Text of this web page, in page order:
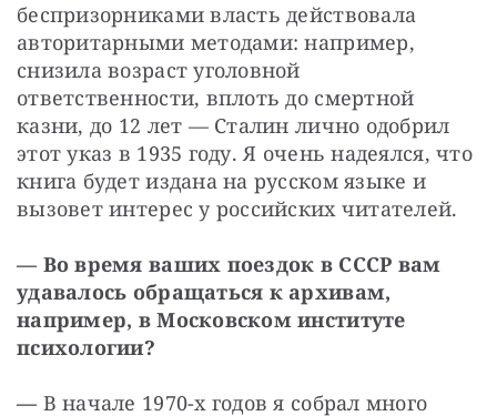
беспризорниками власть действовала
авторитарными методами: например,
снизила возраст уголовной
ответственности, вплоть до смертной
казни, до 12 лет — Сталин лично одобрил
этот указ в 1935 году. Я очень надеялся, что
книга будет издана на русском языке и
вызовет интерес у российских читателей.
— Во время ваших поездок в СССР вам
удавалось обращаться к архивам,
например, в Московском институте
психологии?
— В начале 1970-х годов я собрал много